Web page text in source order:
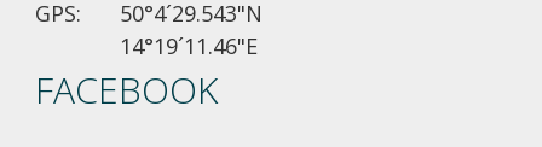
GPS:
50°4´29.543"N
14°19´11.46"E
FACEBOOK